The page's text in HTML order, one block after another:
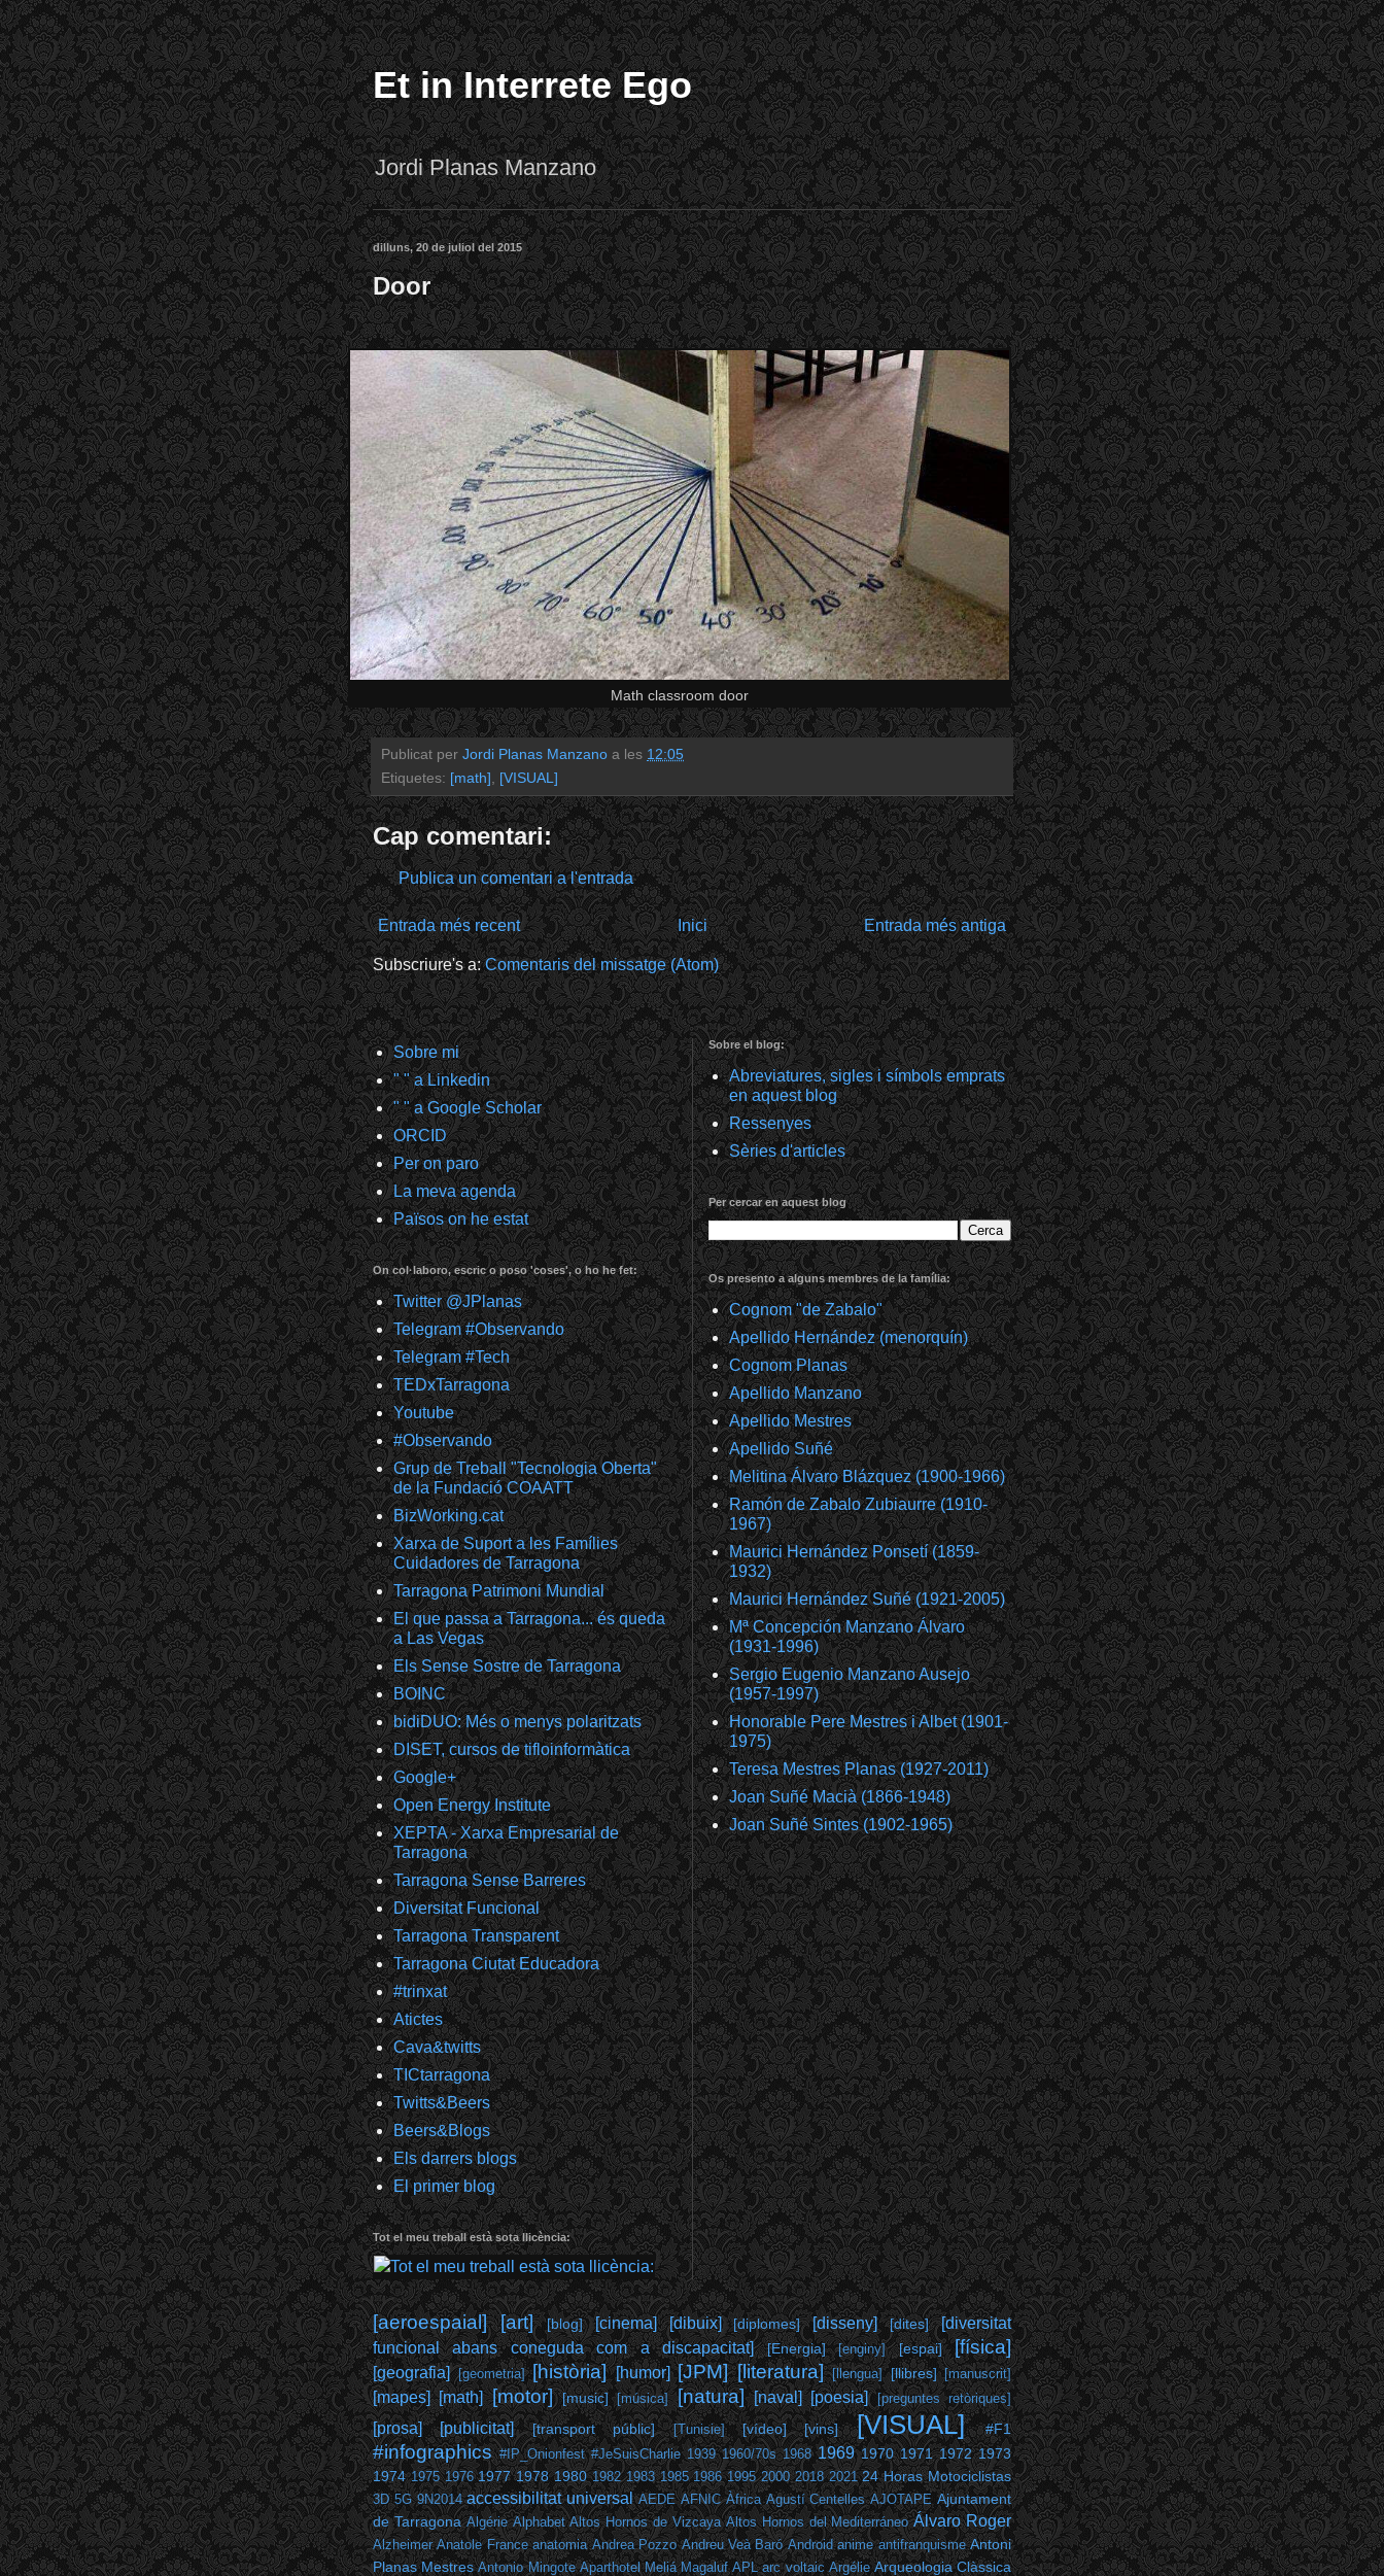
Et in Interrete Ego
Jordi Planas Manzano
dilluns, 20 de juliol del 2015
Door
Math classroom door
Publicat per Jordi Planas Manzano a les 12:05
Etiquetes: [math] [VISUAL]
Cap comentari:
Publica un comentari a l'entrada
Entrada més recent Entrada més antiga
Inici
Subscriure's a:Comentaris del missatge (Atom)
Sobre mi
" " a Linkedin
" " a Google Scholar
ORCID
Per on paro
La meva agenda
Països on he estat
On col·laboro, escric o poso 'coses', o ho he fet:
Twitter @JPlanas
Telegram #Observando
Telegram #Tech
TEDxTarragona
Youtube
#Observando
Grup de Treball "Tecnologia Oberta"
de la Fundació COAATT
BizWorking.cat
Xarxa de Suport a les Famílies
Cuidadores de Tarragona
Tarragona Patrimoni Mundial
El que passa a Tarragona... és queda
a Las Vegas
Els Sense Sostre de Tarragona
BOINC
bidiDUO: Més o menys polaritzats
DISET, cursos de tifloinformàtica
Google+
Open Energy Institute
XEPTA - Xarxa Empresarial de
Tarragona
Tarragona Sense Barreres
Diversitat Funcional
Tarragona Transparent
Tarragona Ciutat Educadora
#trinxat
Atictes
Cava&twitts
TICtarragona
Twitts&Beers
Beers&Blogs
Els darrers blogs
El primer blog
Tot el meu treball està sota llicència:
Sobre el blog:
Abreviatures, sigles i símbols emprats
en aquest blog
Ressenyes
Sèries d'articles
Per cercar en aquest blog
Os presento a alguns membres de la família:
Cognom "de Zabalo"
Apellido Hernández (menorquín)
Cognom Planas
Apellido Manzano
Apellido Mestres
Apellido Suñé
Melitina Álvaro Blázquez (1900-1966)
Ramón de Zabalo Zubiaurre (1910-
1967)
Maurici Hernández Ponsetí (1859-
1932)
Maurici Hernández Suñé (1921-2005)
Mª Concepción Manzano Álvaro
(1931-1996)
Sergio Eugenio Manzano Ausejo
(1957-1997)
Honorable Pere Mestres i Albet (1901-
1975)
Teresa Mestres Planas (1927-2011)
Joan Suñé Macià (1866-1948)
Joan Suñé Sintes (1902-1965)
[aeroespaial] [art] [blog] [cinema] [dibuix] [diplomes] [disseny] [dites]
[diversitat
funcional abans coneguda com a discapacitat]
[Energia] [enginy] [espai] [física]
[geografia] [geometria] [història] [humor] [JPM] [literatura] [llengua] [llibres] [manuscrit]
[mapes] [math] [motor] [music] [música] [natura] [naval] [poesia] [preguntes retòriques]
[prosa] [publicitat] [transport públic] [Tunisie] [vídeo] [vins] [VISUAL] #F1
#infographics #IP_Onionfest #JeSuisCharlie 1939 1960/70s 1968 1969 1970 1971 1972 1973
1974 1975 1976 1977 1978 1980 1982 1983 1985 1986 1995 2000 2018 2021 24 Horas Motociclistas
3D 5G 9N2014 accessibilitat universal AEDE AFNIC Àfrica Agustí Centelles AJOTAPE Ajuntament
de Tarragona Algérie Alphabet Altos Hornos de Vizcaya Altos Hornos del Mediterráneo Álvaro Roger
Alzheimer Anatole France anatomia Andrea Pozzo Andreu Veà Baró Android anime antifranquisme Antoni
Planas Mestres Antonio Mingote Aparthotel Meliá Magaluf APL arc voltaic Argélie Arqueologia Clàssica